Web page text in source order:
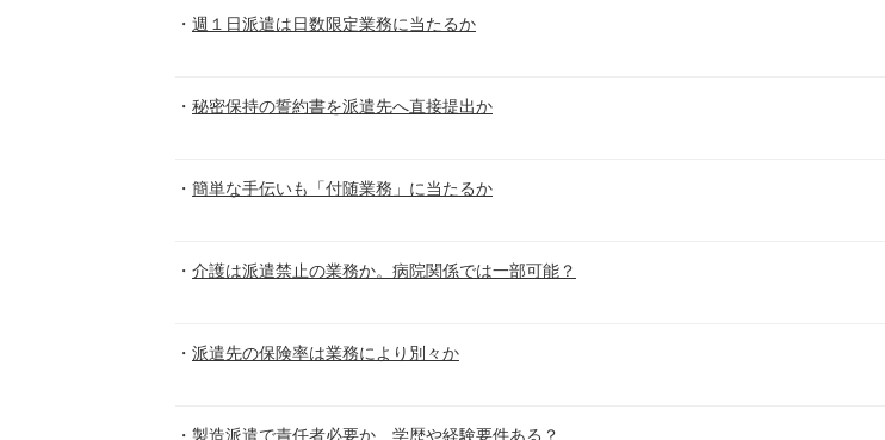
週１日派遣は日数限定業務に当たるか
秘密保持の誓約書を派遣先へ直接提出か
簡単な手伝いも「付随業務」に当たるか
介護は派遣禁止の業務か。病院関係では一部可能？
派遣先の保険率は業務により別々か
製造派遣で責任者必要か、学歴や経験要件ある？